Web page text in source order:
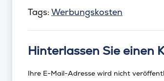
Tags: Werbungskosten
Hinterlassen Sie einen
Ihre E-Mail-Adresse wird nicht